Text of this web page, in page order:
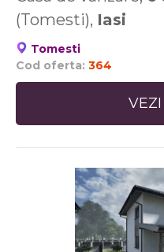
(Tomesti), Iasi
Tomesti
Cod oferta: 364